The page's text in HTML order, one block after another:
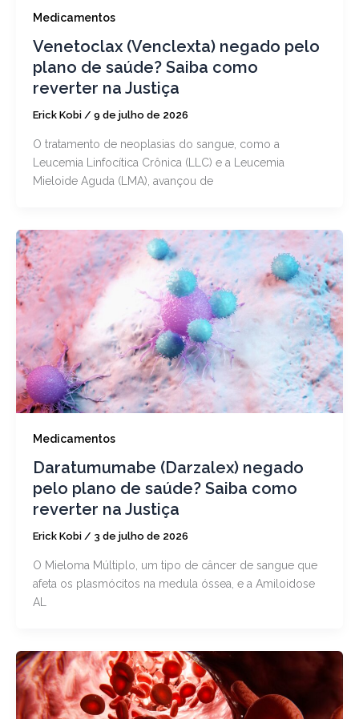
Medicamentos
Venetoclax (Venclexta) negado pelo
plano de saúde? Saiba como
reverter na Justiça
Erick Kobi / 9 de julho de 2026
O tratamento de neoplasias do sangue, como a
Leucemia Linfocítica Crônica (LLC) e a Leucemia
Mieloide Aguda (LMA), avançou de
Medicamentos
Daratumumabe (Darzalex) negado
pelo plano de saúde? Saiba como
reverter na Justiça
Erick Kobi / 3 de julho de 2026
O Mieloma Múltiplo, um tipo de câncer de sangue que
afeta os plasmócitos na medula óssea, e a Amiloidose
AL